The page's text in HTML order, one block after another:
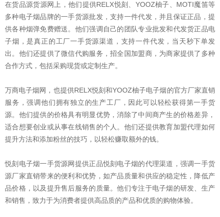
在货品源货源网上，他们提供RELX悦刻、YOOZ柚子、MOTI魔笛等
多种电子烟品牌的一手货源批发，支持一件代发，并且保证正品，提
供各种烟弹免费赠送。他们强调自己的团队专业批发和代发货正品电
子烟，是真正的工厂一手货源渠道，支持一件代发，当天秒下单发
出。他们还提供了微信代购服务，招全国加盟商，为商家提供了多种
合作方式，包括采购现货或定制生产。
万商电子烟网，也提供RELX悦刻和YOOZ柚子电子烟的官方厂家直销
服务，强调他们拥有独立的生产工厂，因此可以轻松获得第一手货
源。他们提供的价格具有明显优势，消除了中间商产生的价格差异，
适合想要创业或从事在线销售的个人。他们还提供教育加盟代理如何
提升方法和添加粉丝的技巧，以轻松赚取额外的钱。
悦刻电子烟一手货源网提供正品悦刻电子烟的代理渠道，强调一手货
源厂家直销带来的便利和优势，如产品质量和供应的稳定性，降低产
品价格，以及提升售后服务的质量。他们专注于电子烟的研发、生产
和销售，致力于为消费者提供高品质的产品和优质的购物体验。